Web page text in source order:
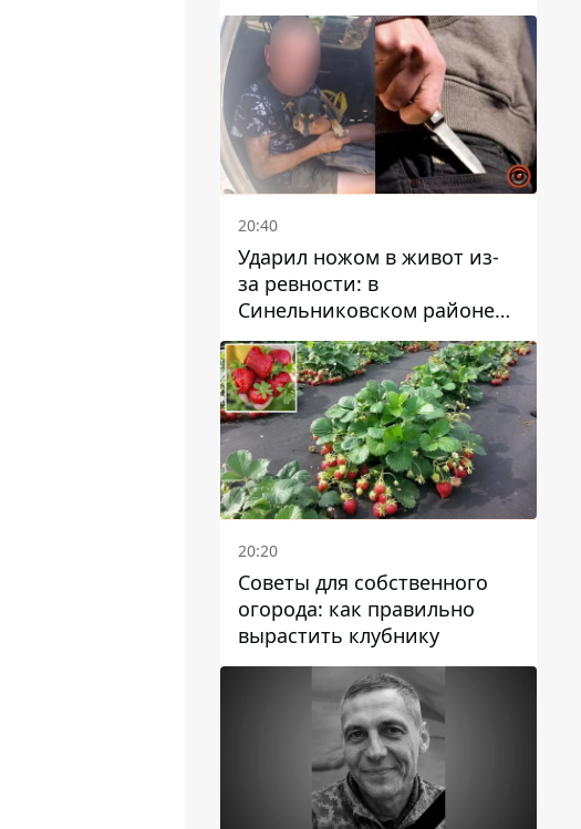
20:40
Ударил ножом в живот из-
за ревности: в
Синельниковском районе
задержали 49-летнего
мужчину за убийство
20:20
Советы для собственного
огорода: как правильно
вырастить клубнику